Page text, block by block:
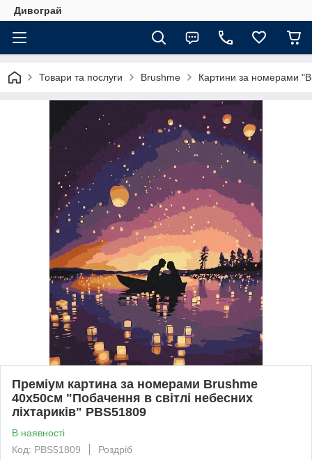
Дивограй
Товари та послуги Brushme Картини за номерами
Преміум картина за номерами Brushme
40x50см "Побачення в світлі небесних
ліхтариків" PBS51809
В наявності
Код: PBS51809
Роздріб